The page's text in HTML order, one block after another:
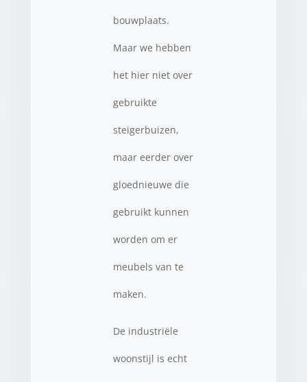
bouwplaats.
Maar we hebben
het hier niet over
gebruikte
steigerbuizen,
maar eerder over
gloednieuwe die
gebruikt kunnen
worden om er
meubels van te
maken.
De industriële
woonstijl is echt